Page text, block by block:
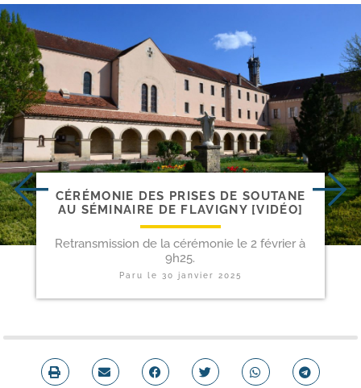
CÉRÉMONIE DES PRISES DE SOUTANE
AU SÉMINAIRE DE FLAVIGNY [VIDÉO]
Retransmission de la cérémonie le 2 février à
9h25.
Paru le 30 janvier 2025